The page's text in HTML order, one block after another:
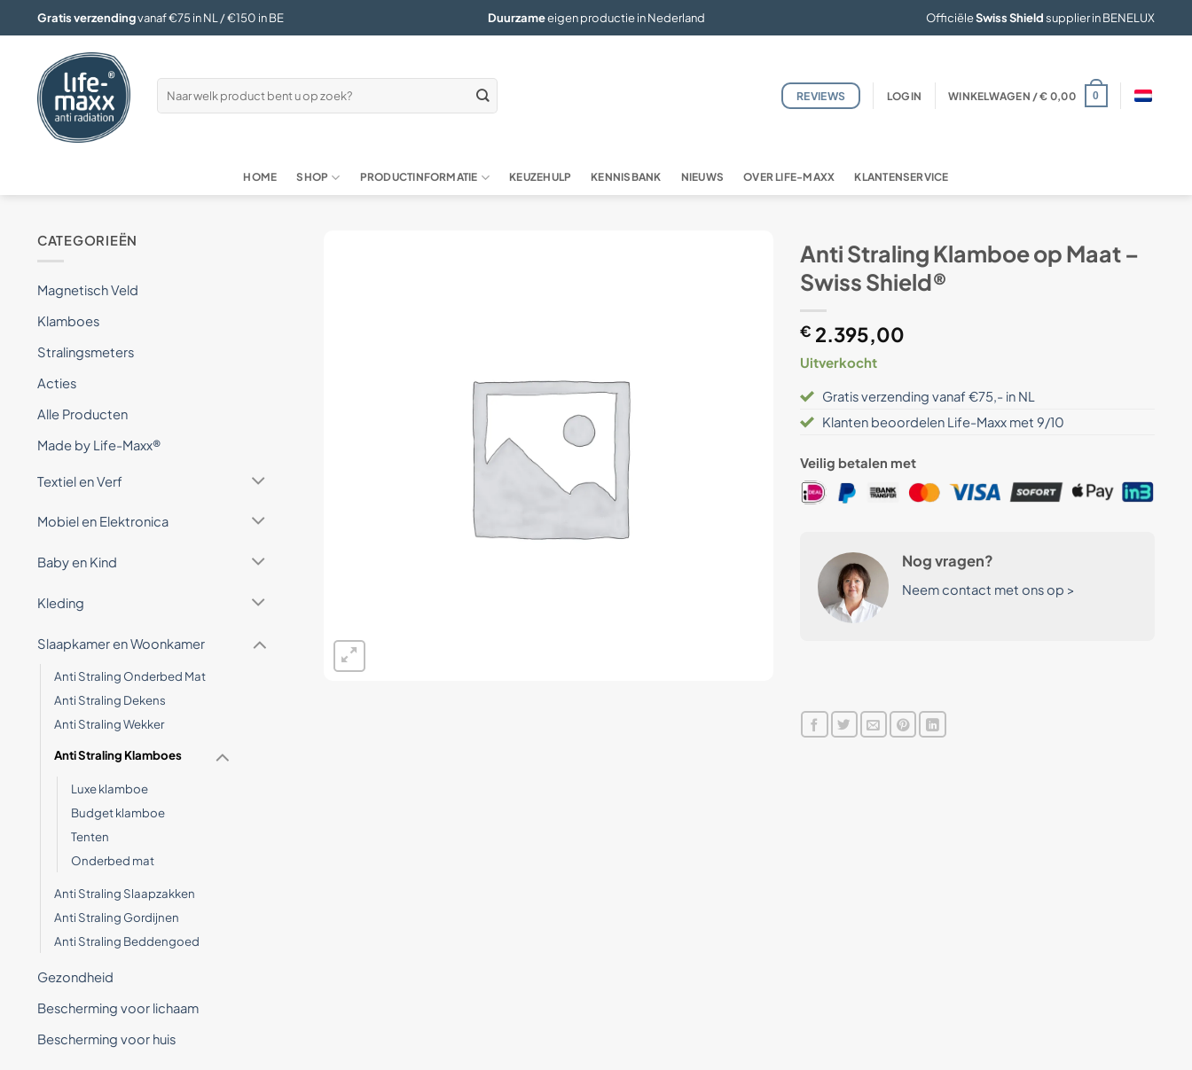
Gratis verzendingvanaf €75 in NL / €150 in BE Duurzameeigen productie in Nederland OfficiëleSwiss Shieldsupplier in BENELUX
Zoeken
naar:
REVIEWS LOGIN WINKELWAGEN /€ 0,00 0
HOME SHOP PRODUCTINFORMATIE KEUZEHULP KENNISBANK NIEUWS OVER LIFE-MAXX KLANTENSERVICE
Anti Straling Klamboe op Maat –
Swiss Shield®
€ 2.395,00
Uitverkocht
Gratis verzending vanaf €75,- in NL
Klanten beoordelen Life-Maxx met 9/10
Veilig betalen met
Nog vragen?
Neem contact met ons op >
CATEGORIEËN
Magnetisch Veld
Klamboes
Stralingsmeters
Acties
Alle Producten
Made by Life-Maxx®
Textiel en Verf
Mobiel en Elektronica
Baby en Kind
Kleding
Slaapkamer en Woonkamer
Anti Straling Onderbed Mat
Anti Straling Dekens
Anti Straling Wekker
Anti Straling Klamboes
Luxe klamboe
Budget klamboe
Tenten
Onderbed mat
Anti Straling Slaapzakken
Anti Straling Gordijnen
Anti Straling Beddengoed
Gezondheid
Bescherming voor lichaam
Bescherming voor huis